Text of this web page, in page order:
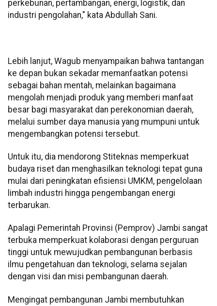
perkebunan, pertambangan, energi, logistik, dan
industri pengolahan," kata Abdullah Sani.
Lebih lanjut, Wagub menyampaikan bahwa tantangan
ke depan bukan sekadar memanfaatkan potensi
sebagai bahan mentah, melainkan bagaimana
mengolah menjadi produk yang memberi manfaat
besar bagi masyarakat dan perekonomian daerah,
melalui sumber daya manusia yang mumpuni untuk
mengembangkan potensi tersebut.
Untuk itu, dia mendorong Stiteknas memperkuat
budaya riset dan menghasilkan teknologi tepat guna
mulai dari peningkatan efisiensi UMKM, pengelolaan
limbah industri hingga pengembangan energi
terbarukan.
Apalagi Pemerintah Provinsi (Pemprov) Jambi sangat
terbuka memperkuat kolaborasi dengan perguruan
tinggi untuk mewujudkan pembangunan berbasis
ilmu pengetahuan dan teknologi, selama sejalan
dengan visi dan misi pembangunan daerah.
Mengingat pembangunan Jambi membutuhkan